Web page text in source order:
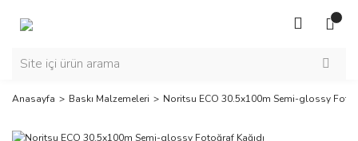
Anasayfa Baskı Malzemeleri Noritsu ECO 30.5x100m Semi-glossy